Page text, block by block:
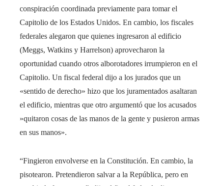
conspiración coordinada previamente para tomar el
Capitolio de los Estados Unidos. En cambio, los fiscales
federales alegaron que quienes ingresaron al edificio
(Meggs, Watkins y Harrelson) aprovecharon la
oportunidad cuando otros alborotadores irrumpieron en el
Capitolio. Un fiscal federal dijo a los jurados que un
«sentido de derecho» hizo que los juramentados asaltaran
el edificio, mientras que otro argumentó que los acusados ​​
»quitaron cosas de las manos de la gente y pusieron armas
en sus manos».
“Fingieron envolverse en la Constitución. En cambio, la
pisotearon. Pretendieron salvar a la República, pero en